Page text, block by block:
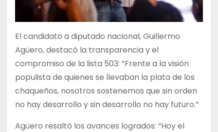
El candidato a diputado nacional, Guillermo
Agüero, destacó la transparencia y el
compromiso de la lista 503: “Frente a la visión
populista de quienes se llevaban la plata de los
chaqueños, nosotros sostenemos que sin orden
no hay desarrollo y sin desarrollo no hay futuro.”
Agüero resaltó los avances logrados: “Hoy el